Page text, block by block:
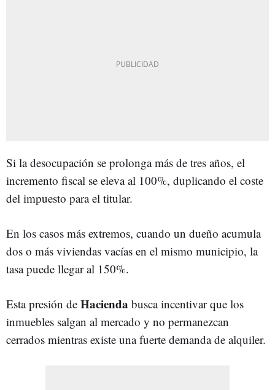
Si la desocupación se prolonga más de tres años, el
incremento fiscal se eleva al 100%, duplicando el coste
del impuesto para el titular.
En los casos más extremos, cuando un dueño acumula
dos o más viviendas vacías en el mismo municipio, la
tasa puede llegar al 150%.
Esta presión de Hacienda busca incentivar que los
inmuebles salgan al mercado y no permanezcan
cerrados mientras existe una fuerte demanda de alquiler.